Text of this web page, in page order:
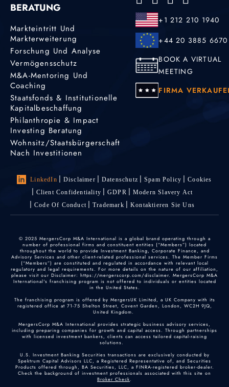
BERATUNG
Markteintritt Und
Markterweiterung
Forschung Und Analyse
Vermögensschutz
M&A-Mentoring Und
Coaching
Staatsfonds & Institutionelle
Kapitalbeschaffung
Philanthropie & Impact
Investing Beratung
Wohnsitz/Staatsbürgerschaft
Nach Investitionen
+1 212 210 1940
+44 20 3885 6670
BOOK A VIRTUAL
MEETING
FIRMA
LinkedIn Disclaimer Datenschutz Spam Policy
Cookies
Client Confidentiality
GDPR
Modern Slavery Act
Code Of Conduct
Trademark Kontaktieren Sie Uns
© 2025 MergersCorp M&A International is a global brand operating through a
number of professional firms and constituent entities (“Members”) located
throughout the world to provide Investment Banking, Corporate Finance, and
Advisory Services and other client-related professional services. The Member Firms
(“Members”) are constituted and regulated in accordance with relevant local
regulatory and legal requirements. For more details on the nature of our affiliation,
please visit our Disclaimer: https://mergerscorp.com/disclaimer. MergersCorp M&A
International's franchising program is not offered to individuals or entities located
in the United States.
The franchising program is offered by MergersUK Limited, a UK Company with its
registered office at 71-75 Shelton Street, Covent Garden, London, WC2H 9JQ,
United Kingdom.
MergersCorp M&A International provides strategic business advisory services,
including preparing companies for growth and capital access. Through partnerships
with licensed investment bankers, clients can access tailored capital-raising
solutions.
U.S. Investment Banking Securities transactions are exclusively conducted by
Spektrum Capital Advisors LLC, a Registered Representative of, and Securities
Products offered through, BA Securities, LLC, a FINRA-registered broker-dealer.
Check the background of investment professionals associated with this site on
Broker Check.